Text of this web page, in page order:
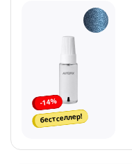
-14%
бестселлер!